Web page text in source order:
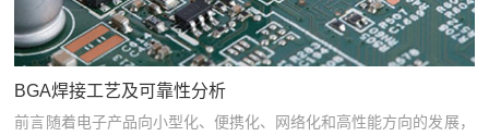
BGA焊接工艺及可靠性分析
前言随着电子产品向小型化、便携化、网络化和高性能方向的发展，